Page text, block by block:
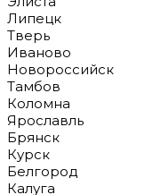
Липецк
Тверь
Иваново
Новороссийск
Тамбов
Коломна
Ярославль
Брянск
Курск
Белгород
Калуга